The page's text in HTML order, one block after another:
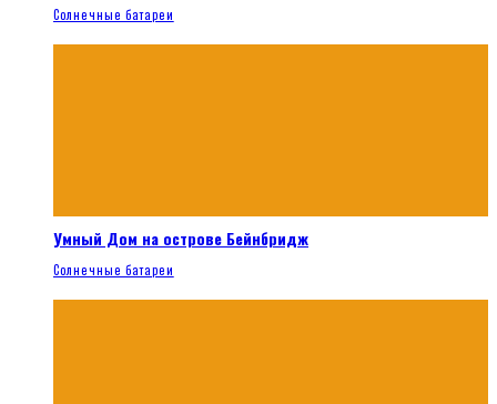
Солнечные батареи
Умный Дом на острове Бейнбридж
Солнечные батареи